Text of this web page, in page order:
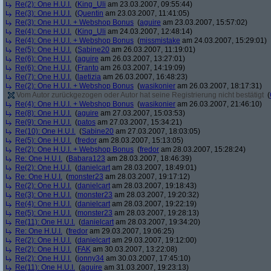
Re(2): One H.U.I. (King_Uli am 23.03.2007, 09:55:44)
Re(3): One H.U.I. (Quentin am 23.03.2007, 11:41:05)
Re(3): One H.U.I. + Webshop Bonus (aguire am 23.03.2007, 15:57:02)
Re(4): One H.U.I. (King_Uli am 24.03.2007, 12:48:14)
Re(4): One H.U.I. + Webshop Bonus (missmistake am 24.03.2007, 15:29:01)
Re(5): One H.U.I. (Sabine20 am 26.03.2007, 11:19:01)
Re(6): One H.U.I. (aguire am 26.03.2007, 13:27:01)
Re(6): One H.U.I. (Franto am 26.03.2007, 14:19:09)
Re(7): One H.U.I. ( laetizia am 26.03.2007, 16:48:23)
Re(2): One H.U.I. + Webshop Bonus (wasikonier am 26.03.2007, 18:17:31)
Vom Autor zurückgezogen oder Autor hat seine Registrierung nicht bestätigt (
Re(4): One H.U.I. + Webshop Bonus (wasikonier am 26.03.2007, 21:46:10)
Re(8): One H.U.I. (aguire am 27.03.2007, 15:03:53)
Re(9): One H.U.I. (patos am 27.03.2007, 15:34:21)
Re(10): One H.U.I. (Sabine20 am 27.03.2007, 18:03:05)
Re(5): One H.U.I. (fredor am 28.03.2007, 15:13:05)
Re(2): One H.U.I. + Webshop Bonus (fredor am 28.03.2007, 15:28:24)
Re: One H.U.I. (Babara123 am 28.03.2007, 18:46:39)
Re(2): One H.U.I. (danielcart am 28.03.2007, 18:49:01)
Re: One H.U.I. (monster23 am 28.03.2007, 19:17:12)
Re(2): One H.U.I. (danielcart am 28.03.2007, 19:18:43)
Re(3): One H.U.I. (monster23 am 28.03.2007, 19:20:32)
Re(4): One H.U.I. (danielcart am 28.03.2007, 19:22:19)
Re(5): One H.U.I. (monster23 am 28.03.2007, 19:28:13)
Re(11): One H.U.I. (danielcart am 28.03.2007, 19:34:20)
Re: One H.U.I. (fredor am 29.03.2007, 19:06:25)
Re(2): One H.U.I. (danielcart am 29.03.2007, 19:12:00)
Re(2): One H.U.I. (FAK am 30.03.2007, 13:22:08)
Re(2): One H.U.I. (jonny34 am 30.03.2007, 17:45:10)
Re(11): One H.U.I. (aguire am 31.03.2007, 19:23:13)